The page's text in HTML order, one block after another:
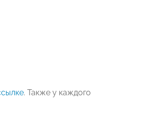
. Также у каждого